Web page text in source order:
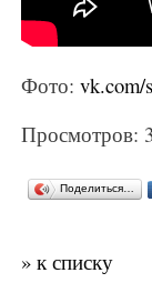
Фото: vk.com/
Просмотров:
Поделиться…
» к списку